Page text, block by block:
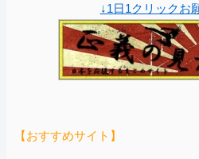
↓1日1クリックお
【おすすめサイト】